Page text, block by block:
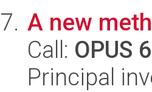
A new
Call: OPUS 6
Principal